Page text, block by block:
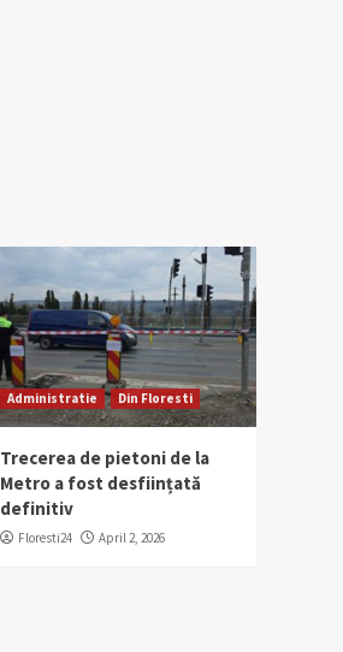
Administratie Din Floresti
Trecerea de pietoni de la
Metro a fost desființată
definitiv
Floresti24 April 2, 2026